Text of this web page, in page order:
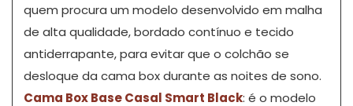
quem procura um modelo desenvolvido em malha
de alta qualidade, bordado contínuo e tecido
antiderrapante, para evitar que o colchão se
desloque da cama box durante as noites de sono.
Cama Box Base Casal Smart Black: é o modelo